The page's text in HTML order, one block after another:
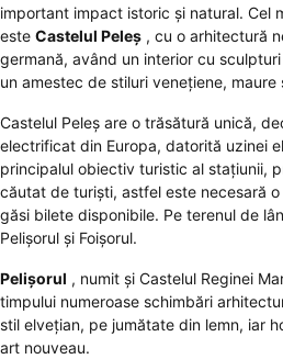
important impact istoric şi natural. Cel
este Castelul Peleş , cu o arhitectură
germană, având un interior cu
un amestec de stiluri veneţiene, maure
Castelul Peleş are o trăsătură unică,
electrificat din Europa, datorită uzinei
principalul obiectiv turistic al staţiunii,
căutat de turişti, astfel este necesară
găsi bilete disponibile. Pe terenul de
Pelişorul şi Foişorul.
Pelişorul , numit şi Castelul Reginei
timpului numeroase schimbări
stil elveţian, pe jumătate din lemn, iar
art nouveau.